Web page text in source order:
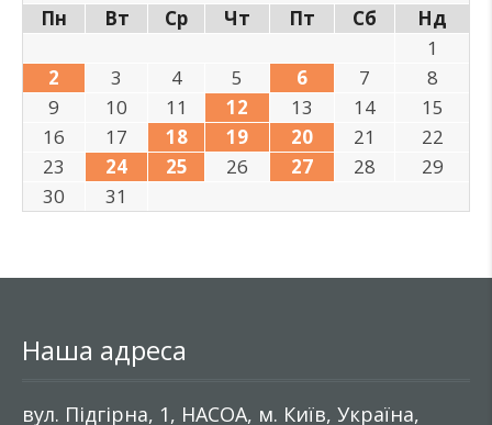
Пн
Вт Ср Чт Пт Сб
Нд
1
2
3 4 5 6 7
8
9
10 11 12 13 14
15
16
17 18 19 20 21
22
23
24 25 26 27 28
29
30
31
Наша адреса
вул. Підгірна, 1, НАСОА, м. Київ, Україна,